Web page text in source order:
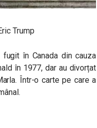
Trump
în Canada din cauza
în 1977, dar au divorțat
Într-o carte pe care a